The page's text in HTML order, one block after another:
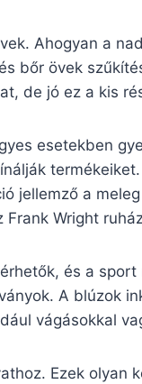
Ahogyan a
bőr övek
de jó ez a kis
esetekben
jellemző a
Wright
és a
A blúzok
vágásokkal
Ezek